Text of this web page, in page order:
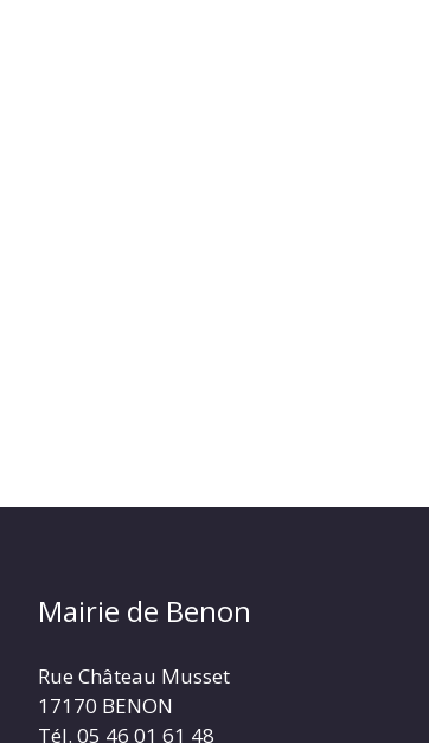
Mairie de Benon
Rue Château Musset
17170 BENON
Tél. 05 46 01 61 48